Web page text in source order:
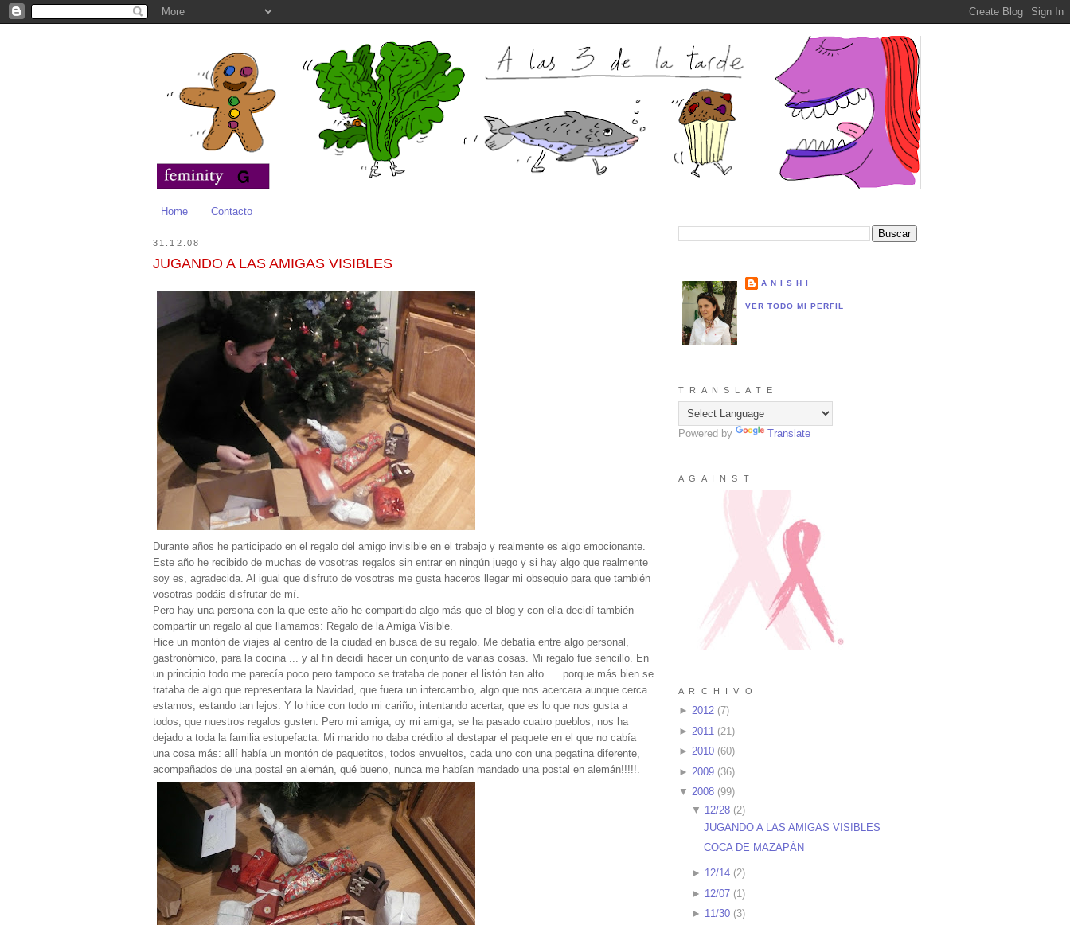
Home Contacto
31.12.08
JUGANDO A LAS AMIGAS VISIBLES
Durante años he participado en el regalo del amigo invisible en el trabajo y realmente es algo emocionante.
Este año he recibido de muchas de vosotras regalos sin entrar en ningún juego y si hay algo que realmente
soy es, agradecida. Al igual que disfruto de vosotras me gusta haceros llegar mi obsequio para que también
vosotras podáis disfrutar de mí.
Pero hay una persona con la que este año he compartido algo más que el blog y con ella decidí también
compartir un regalo al que llamamos: Regalo de la Amiga Visible.
Hice un montón de viajes al centro de la ciudad en busca de su regalo. Me debatía entre algo personal,
gastronómico, para la cocina ... y al fin decidí hacer un conjunto de varias cosas. Mi regalo fue sencillo. En
un principio todo me parecía poco pero tampoco se trataba de poner el listón tan alto .... porque más bien se
trataba de algo que representara la Navidad, que fuera un intercambio, algo que nos acercara aunque cerca
estamos, estando tan lejos. Y lo hice con todo mi cariño, intentando acertar, que es lo que nos gusta a
todos, que nuestros regalos gusten. Pero mi amiga, oy mi amiga, se ha pasado cuatro pueblos, nos ha
dejado a toda la familia estupefacta. Mi marido no daba crédito al destapar el paquete en el que no cabía
una cosa más: allí había un montón de paquetitos, todos envueltos, cada uno con una pegatina diferente,
acompañados de una postal en alemán, qué bueno, nunca me habían mandado una postal en alemán!!!!!.
A N I S H I
VER TODO MI PERFIL
T R A N S L A T E
Powered by Translate
A G A I N S T
A R C H I V O
► 2012 (7)
► 2011 (21 )
► 2010 (60)
► 2009 (36)
▼ 2008 (99)
▼ 12/28(2)
JUGANDO A LAS AMIGAS VISIBLES
COCA DE MAZAPÁN
► 12/14(2)
► 12/07(1 )
► 11/30(3)